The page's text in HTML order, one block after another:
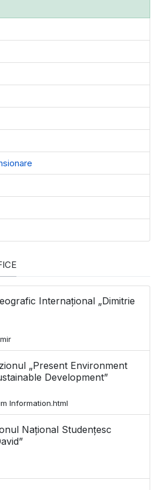
Internațional „Dimitrie
„Present Environment
Development”
Information.html
Național Studențesc